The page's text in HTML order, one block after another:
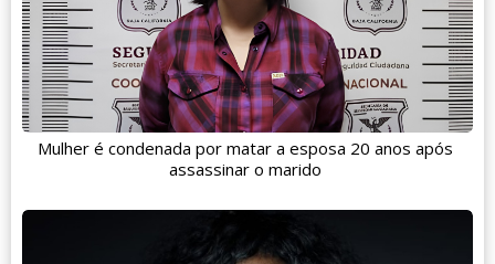
Mulher é condenada por matar a esposa 20 anos após
assassinar o marido